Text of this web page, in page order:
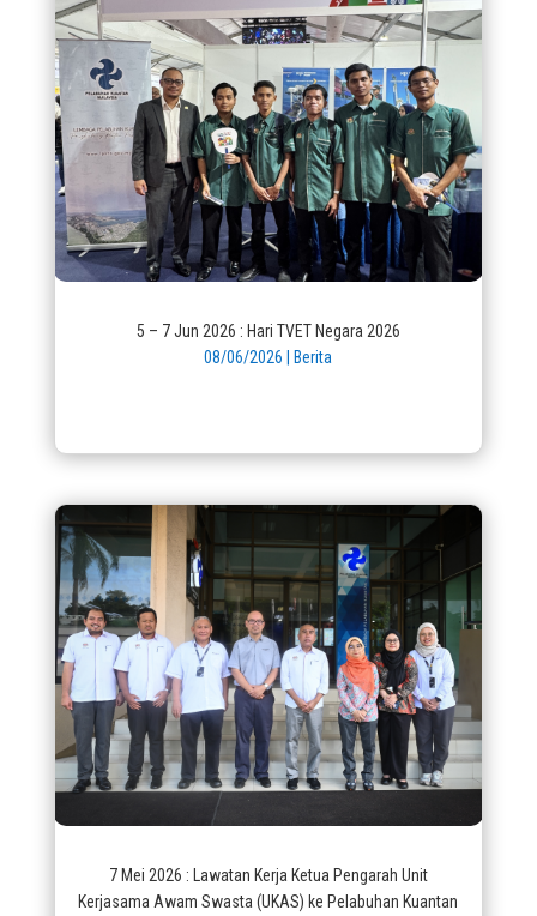
5 – 7 Jun 2026 : Hari TVET Negara 2026
08/06/2026
Berita
7 Mei 2026 : Lawatan Kerja Ketua Pengarah Unit
Kerjasama Awam Swasta (UKAS) ke Pelabuhan Kuantan